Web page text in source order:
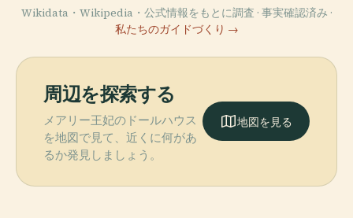
Wikidata・Wikipedia・公式情報をもとに調査 · 事実確認済み ·
私たちのガイドづくり →
周辺を探索する
メアリー王妃のドールハウス
を地図で見て、近くに何があ
るか発見しましょう。
地図を見る